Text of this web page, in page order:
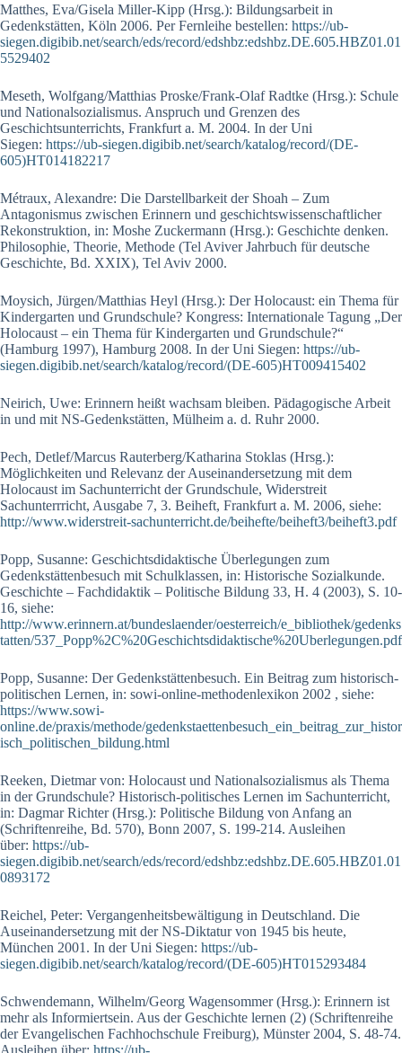
Matthes, Eva/Gisela Miller-Kipp (Hrsg.): Bildungsarbeit in
Gedenkstätten, Köln 2006. Per Fernleihe bestellen: https://ub-
siegen.digibib.net/search/eds/record/edshbz:edshbz.DE.605.HBZ01.01
5529402
Meseth, Wolfgang/Matthias Proske/Frank-Olaf Radtke (Hrsg.): Schule
und Nationalsozialismus. Anspruch und Grenzen des
Geschichtsunterrichts, Frankfurt a. M. 2004. In der Uni
Siegen: https://ub-siegen.digibib.net/search/katalog/record/(DE-
605)HT014182217
Métraux, Alexandre: Die Darstellbarkeit der Shoah – Zum
Antagonismus zwischen Erinnern und geschichtswissenschaftlicher
Rekonstruktion, in: Moshe Zuckermann (Hrsg.): Geschichte denken.
Philosophie, Theorie, Methode (Tel Aviver Jahrbuch für deutsche
Geschichte, Bd. XXIX), Tel Aviv 2000.
Moysich, Jürgen/Matthias Heyl (Hrsg.): Der Holocaust: ein Thema für
Kindergarten und Grundschule? Kongress: Internationale Tagung „Der
Holocaust – ein Thema für Kindergarten und Grundschule?“
(Hamburg 1997), Hamburg 2008. In der Uni Siegen: https://ub-
siegen.digibib.net/search/katalog/record/(DE-605)HT009415402
Neirich, Uwe: Erinnern heißt wachsam bleiben. Pädagogische Arbeit
in und mit NS-Gedenkstätten, Mülheim a. d. Ruhr 2000.
Pech, Detlef/Marcus Rauterberg/Katharina Stoklas (Hrsg.):
Möglichkeiten und Relevanz der Auseinandersetzung mit dem
Holocaust im Sachunterricht der Grundschule, Widerstreit
Sachunterrricht, Ausgabe 7, 3. Beiheft, Frankfurt a. M. 2006, siehe:
http://www.widerstreit-sachunterricht.de/beihefte/beiheft3/beiheft3.pdf
Popp, Susanne: Geschichtsdidaktische Überlegungen zum
Gedenkstättenbesuch mit Schulklassen, in: Historische Sozialkunde.
Geschichte – Fachdidaktik – Politische Bildung 33, H. 4 (2003), S. 10-
16, siehe:
http://www.erinnern.at/bundeslaender/oesterreich/e_bibliothek/gedenks
tatten/537_Popp%2C%20Geschichtsdidaktische%20Uberlegungen.pdf
Popp, Susanne: Der Gedenkstättenbesuch. Ein Beitrag zum historisch-
politischen Lernen, in: sowi-online-methodenlexikon 2002 , siehe:
https://www.sowi-
online.de/praxis/methode/gedenkstaettenbesuch_ein_beitrag_zur_histor
isch_politischen_bildung.html
Reeken, Dietmar von: Holocaust und Nationalsozialismus als Thema
in der Grundschule? Historisch-politisches Lernen im Sachunterricht,
in: Dagmar Richter (Hrsg.): Politische Bildung von Anfang an
(Schriftenreihe, Bd. 570), Bonn 2007, S. 199-214. Ausleihen
über: https://ub-
siegen.digibib.net/search/eds/record/edshbz:edshbz.DE.605.HBZ01.01
0893172
Reichel, Peter: Vergangenheitsbewältigung in Deutschland. Die
Auseinandersetzung mit der NS-Diktatur von 1945 bis heute,
München 2001. In der Uni Siegen: https://ub-
siegen.digibib.net/search/katalog/record/(DE-605)HT015293484
Schwendemann, Wilhelm/Georg Wagensommer (Hrsg.): Erinnern ist
mehr als Informiertsein. Aus der Geschichte lernen (2) (Schriftenreihe
der Evangelischen Fachhochschule Freiburg), Münster 2004, S. 48-74.
Ausleihen über: https://ub-